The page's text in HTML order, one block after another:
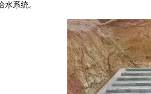
系统。